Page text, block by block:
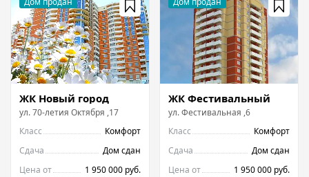
ЖК Новый город
ул.70-летия Октября ,17
Класс
Комфорт
Сдача
Дом сдан
Цена от
1 950 000 руб.
ЖК Фестивальный
ул.Фестивальная ,6
Класс
Комфорт
Сдача
Дом сдан
Цена от
1 950 000 руб.